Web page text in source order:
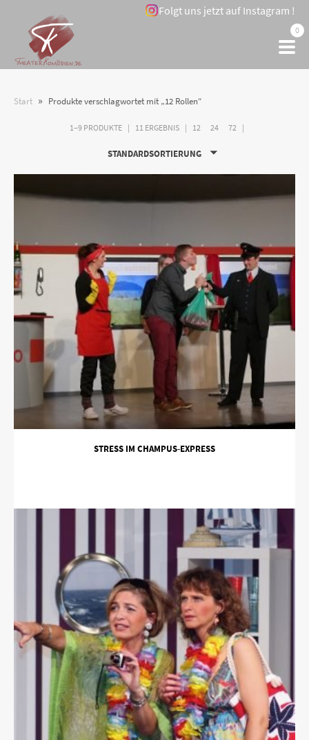
Folgt uns jetzt auf Instagram !
0
Start » Produkte verschlagwortet mit „12 Rollen“
1–9 PRODUKTE 11 ERGEBNIS 12 24 72
STANDARDSORTIERUNG
STRESS IM CHAMPUS-EXPRESS